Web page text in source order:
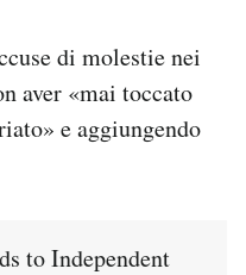
di molestie nei
aver «mai toccato
e aggiungendo
to Independent